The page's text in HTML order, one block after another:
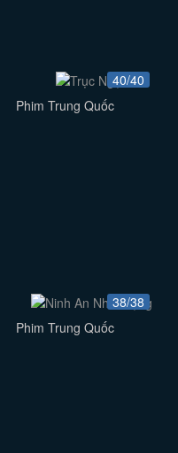
40/40
Phim Trung Quốc
38/38
Phim Trung Quốc